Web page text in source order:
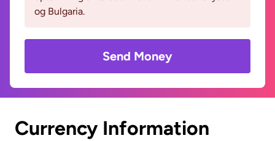
og Bulgaria.
Send Money
Currency Information